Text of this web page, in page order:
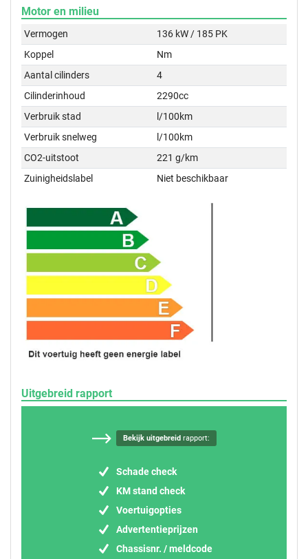
Motor en milieu
Vermogen
136 kW / 185 PK
Koppel
Nm
Aantal cilinders
4
Cilinderinhoud
2290cc
Verbruik stad
l/100km
Verbruik snelweg
l/100km
CO2-uitstoot
221 g/km
Zuinigheidslabel
Niet beschikbaar
Uitgebreid rapport
Bekijk uitgebreidrapport:
Schade check
KM stand check
Voertuigopties
Advertentieprijzen
Chassisnr. / meldcode